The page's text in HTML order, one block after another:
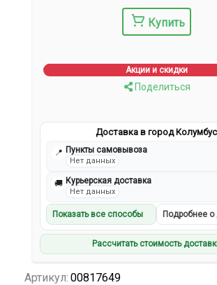
Купить
Акции и скидки
Поделиться
Доставка в город Колумбус
📍 Пункты самовывоза
Нет данных
🚚 Курьерская доставка
Нет данных
Показать все способы Подробнее о
Рассчитать стоимость
Артикул: 00817649